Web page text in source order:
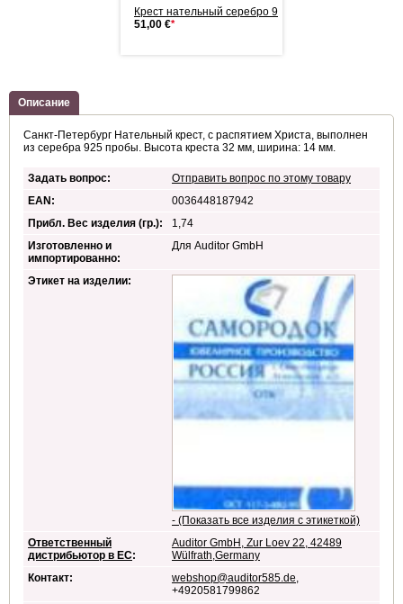
Крecт нательный серебро 925
51,00 €*
Описание
Санкт-Петербург Нательный крест, с распятием Христа, выполнен
из серебра 925 пробы. Высота креста 32 мм, ширина: 14 мм.
Задать вопрос:
Отправить вопрос по этому товару
EAN:
0036448187942
Прибл. Вес изделия (гр.):
1,74
Изготовленно и
импортированно:
Для Auditor GmbH
Этикет на изделии:
- (Показать все изделия с этикеткой)
Ответственный
дистрибьютор в ЕС:
Auditor GmbH, Zur Loev 22, 42489
Wülfrath,Germany
Контакт:
webshop@auditor585.de,
+4920581799862